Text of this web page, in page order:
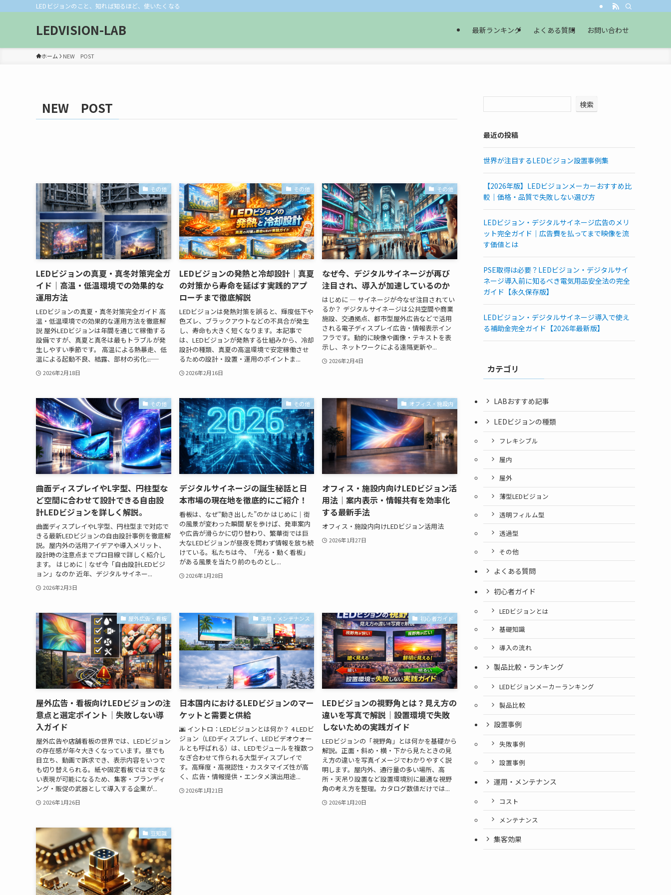
LEDビジョンのこと、知れば知るほど、使いたくなる
LEDVISION-LAB 最新ランキング よくある質問 お問い合わせ
ホーム NEW POST
NEW POST
その他
LEDビジョンの真夏・真冬対策完全ガ
イド｜高温・低温環境での効果的な
運用方法
LEDビジョンの真夏・真冬対策完全ガイド 高
温・低温環境での効果的な運用方法を徹底解
説 屋外LEDビジョンは年間を通じて稼働する
設備ですが、真夏と真冬は最もトラブルが発
生しやすい季節です。 高温による熱暴走、低
温による起動不良、結露、部材の劣化――...
2026年2月18日
その他
LEDビジョンの発熱と冷却設計｜真夏
の対策から寿命を延ばす実践的アプ
ローチまで徹底解説
LEDビジョンは発熱対策を誤ると、輝度低下や
色ズレ、ブラックアウトなどの不具合が発生
し、寿命も大きく短くなります。本記事で
は、LEDビジョンが発熱する仕組みから、冷却
設計の種類、真夏の高温環境で安定稼働させ
るための設計・設置・運用のポイントま...
2026年2月16日
その他
なぜ今、デジタルサイネージが再び
注目され、導入が加速しているのか
はじめに — サイネージが今なぜ注目されてい
るか？ デジタルサイネージは公共空間や商業
施設、交通拠点、都市型屋外広告などで活用
される電子ディスプレイ広告・情報表示イン
フラです。動的に映像や画像・テキストを表
示し、ネットワークによる遠隔更新や...
2026年2月4日
その他
曲面ディスプレイやL字型、円柱型な
ど空間に合わせて設計できる自由設
計LEDビジョンを詳しく解説。
曲面ディスプレイやL字型、円柱型まで対応で
きる最新LEDビジョンの自由設計事例を徹底解
説。屋内外の活用アイデアや導入メリット、
設計時の注意点までプロ目線で詳しく紹介し
ます。 はじめに｜なぜ今「自由設計LEDビジ
ョン」なのか 近年、デジタルサイネー...
2026年2月3日
その他
デジタルサイネージの誕生秘話と日
本市場の現在地を徹底的にご紹介！
――看板は、なぜ“動き出した”のか はじめに｜街
の風景が変わった瞬間 駅を歩けば、発車案内
や広告が滑らかに切り替わり、繁華街では巨
大なLEDビジョンが昼夜を問わず情報を放ち続
けている。私たちは今、「光る・動く看板」
がある風景を当たり前のものとし...
2026年1月28日
オフィス・施設内
オフィス・施設内向けLEDビジョン活
用法｜案内表示・情報共有を効率化
する最新手法
オフィス・施設内向けLEDビジョン活用法
2026年1月27日
屋外広告・看板
屋外広告・看板向けLEDビジョンの注
意点と選定ポイント｜失敗しない導
入ガイド
屋外広告や店舗看板の世界では、LEDビジョン
の存在感が年々大きくなっています。昼でも
目立ち、動画で訴求でき、表示内容をいつで
も切り替えられる。紙や固定看板ではできな
い表現が可能になるため、集客・ブランディ
ング・販促の武器として導入する企業が...
2026年1月26日
運用・メンテナンス
日本国内におけるLEDビジョンのマー
ケットと需要と供給
🌆 イントロ：LEDビジョンとは何か？ 4 LEDビ
ジョン（LEDディスプレイ、LEDビデオウォー
ルとも呼ばれる）は、LEDモジュールを複数つ
なぎ合わせて作られる大型ディスプレイで
す。高輝度・高視認性・カスタマイズ性が高
く、広告・情報提供・エンタメ演出用途...
2026年1月21日
初心者ガイド
LEDビジョンの視野角とは？見え方の
違いを写真で解説｜設置環境で失敗
しないための実践ガイド
LEDビジョンの「視野角」とは何かを基礎から
解説。正面・斜め・横・下から見たときの見
え方の違いを写真イメージでわかりやすく説
明します。屋内外、通行量の多い場所、高
所・天吊り設置など設置環境別に最適な視野
角の考え方を整理。カタログ数値だけでは...
2026年1月20日
豆知識
検索
最近の投稿
世界が注目するLEDビジョン設置事例集
【2026年版】LEDビジョンメーカーおすすめ比
較｜価格・品質で失敗しない選び方
LEDビジョン・デジタルサイネージ広告のメリ
ット完全ガイド｜広告費を払ってまで映像を流
す価値とは
PSE取得は必要？LEDビジョン・デジタルサイ
ネージ導入前に知るべき電気用品安全法の完全
ガイド【永久保存版】
LEDビジョン・デジタルサイネージ導入で使え
る補助金完全ガイド【2026年最新版】
カテゴリ
LABおすすめ記事
LEDビジョンの種類
フレキシブル
屋内
屋外
薄型LEDビジョン
透明フィルム型
透過型
その他
よくある質問
初心者ガイド
LEDビジョンとは
基礎知識
導入の流れ
製品比較・ランキング
LEDビジョンメーカーランキング
製品比較
設置事例
失敗事例
設置事例
運用・メンテナンス
コスト
メンテナンス
集客効果